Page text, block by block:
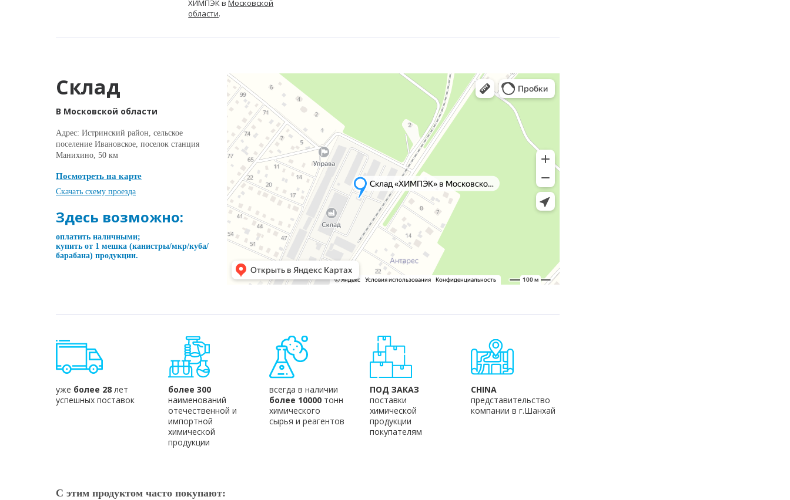
ХИМПЭК вМосковской
области.
Склад
В Московской области
Адрес: Истринский район, сельское
поселение Ивановское, поселок станция
Манихино, 50 км
Посмотреть на карте
Скачать схему проезда
Здесь возможно:
оплатить наличными;
купить от 1 мешка (канистры/мкр/куба/
барабана) продукции.
уже более 28 лет
успешных поставок
более 300
наименований
отечественной и
импортной
химической
продукции
всегда в наличии
более 10000тонн
химического
сырья и реагентов
ПОД ЗАКАЗ
поставки
химической
продукции
покупателям
CHINA
представительство
компании в г.Шанхай
С этим продуктом часто покупают: